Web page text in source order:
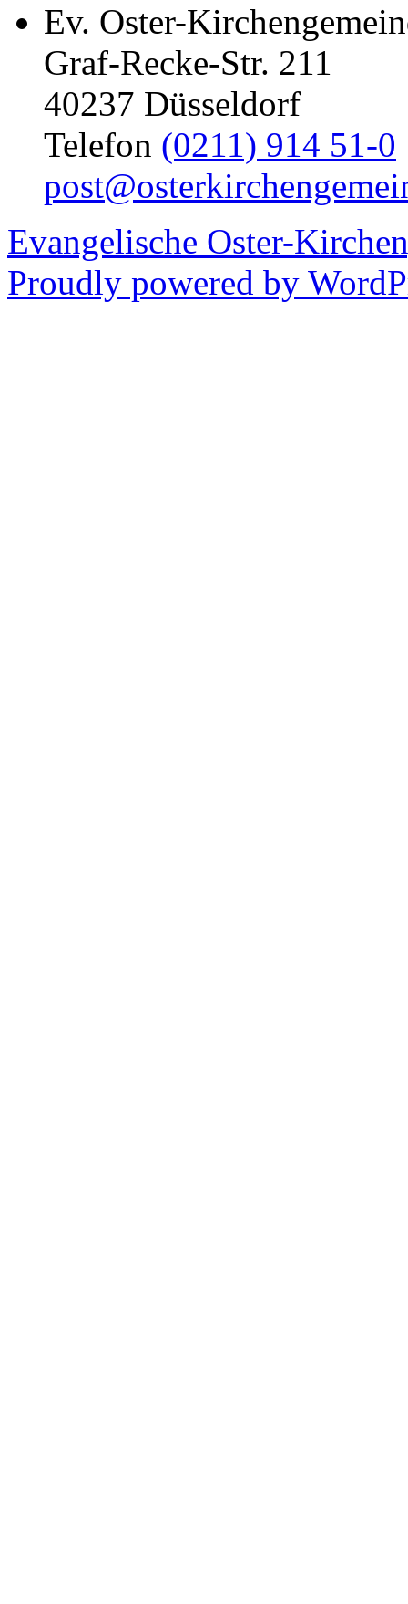
Ev. Oster-
Graf-Recke-Str. 211
40237 Düsseldorf
Telefon (0211) 914 51-0
Evangelische Oster-
Proudly powered by